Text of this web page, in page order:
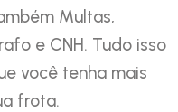
Multas,
e CNH. Tudo isso
você tenha mais
frota.